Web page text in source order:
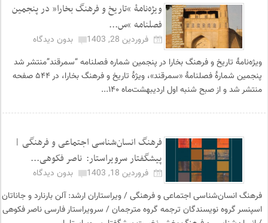
ویژه‌نامۀ “تاریخ و فرهنگ بخارا” در پنجمین
فصلنامه “س...
فروردین 28, 1403
بدون دیدگاه
ویژه‌نامۀ تاریخ و فرهنگ بخارا در پنجمین شماره فصلنامه “سمرقند”منتشر شد
پنجمین شمارۀ فصلنامۀ «سمرقند»، ویژۀ تاریخ و فرهنگ بخارا، در ۵۴۴ صفحه
منتشر شد و از صبح شنبه اول اردیبهشت‌ماه ۱۴۰...
فرهنگ انسان‌شناسی اجتماعی و فرهنگی |
پیشگفتار سرویراستار: ناصر فکوهی...
فروردین 18, 1403
بدون دیدگاه
فرهنگ انسان‌شناسی اجتماعی و فرهنگی / ویراستاران ارشد: آلن بارنارد و جاناتان
اسپنسر گروه نویسندگان ترجمه گروه مترجمان / سرویراستار فارسی ناصر فکوهی